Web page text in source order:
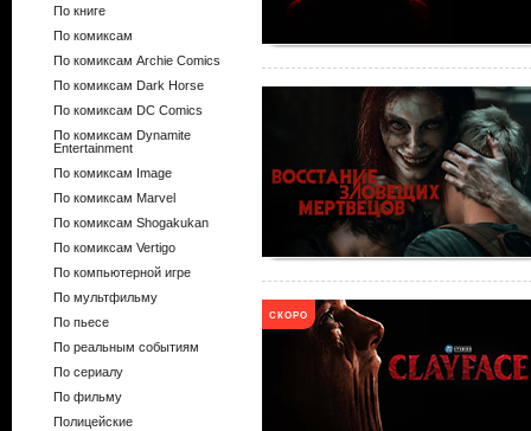
По книге
По комиксам
По комиксам Archie Comics
По комиксам Dark Horse
По комиксам DC Comics
По комиксам Dynamite
Entertainment
По комиксам Image
По комиксам Marvel
По комиксам Shogakukan
По комиксам Vertigo
По компьютерной игре
По мультфильму
По пьесе
По реальным событиям
По сериалу
По фильму
Полицейские
СКОРО